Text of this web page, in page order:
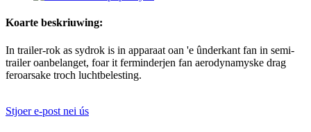
Koarte beskriuwing:
In trailer-rok as sydrok is in apparaat oan 'e ûnderkant fan in semi-
trailer oanbelanget, foar it ferminderjen fan aerodynamyske drag
feroarsake troch luchtbelesting.
Stjoer e-post nei ús